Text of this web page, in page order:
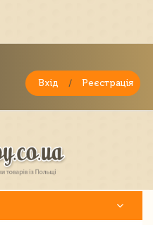
Вхід / Реєстрація